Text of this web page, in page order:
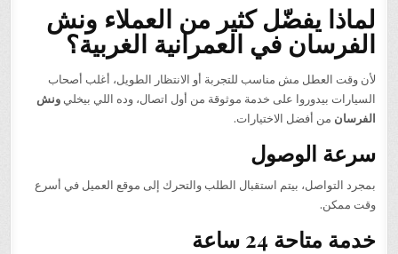
لماذا يفضّل كثير من العملاء ونش
الفرسان في العمرانية الغربية؟
لأن وقت العطل مش مناسب للتجربة أو الانتظار الطويل، أغلب أصحاب
السيارات بيدوروا على خدمة موثوقة من أول اتصال، وده اللي بيخليونش
الفرسان من أفضل الاختيارات.
سرعة الوصول
بمجرد التواصل، بيتم استقبال الطلب والتحرك إلى موقع العميل في أسرع
وقت ممكن.
خدمة متاحة 24 ساعة